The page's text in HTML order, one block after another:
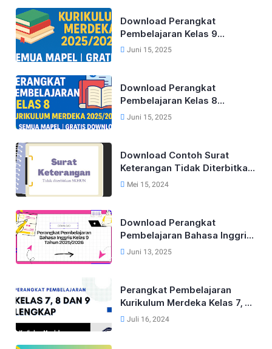
Download Perangkat
Pembelajaran Kelas 9
Kurikulum Merdeka Lengkap
Juni 15, 2025
Download Perangkat
Pembelajaran Kelas 8
Kurikulum Merdeka Lengkap
Juni 15, 2025
Download Contoh Surat
Keterangan Tidak Diterbitkan
SKHUN Terbaru 2025
Mei 15, 2024
Download Perangkat
Pembelajaran Bahasa Inggris
Lengkap Untuk Kelas 9 Tahun
Juni 13, 2025
Perangkat Pembelajaran
Kurikulum Merdeka Kelas 7, 8
dan 9 Tahun 2024
Juli 16, 2024